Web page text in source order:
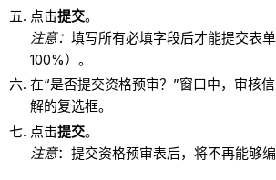
点击提交。
注意： 填写所有必填字段后才能提交表
100%）。
在“是否提交资格预审？”窗口中，审核
解的复选框。
点击提交。
注意：提交资格预审表后，将不再能够编